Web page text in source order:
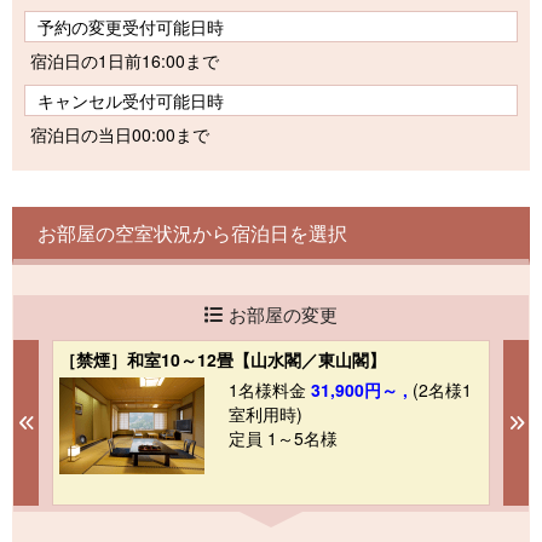
予約の変更受付可能日時
宿泊日の1日前16:00まで
キャンセル受付可能日時
宿泊日の当日00:00まで
お部屋の空室状況から宿泊日を選択
お部屋の変更
Previous
［禁煙］和室10～12畳【山水閣／東山閣】
1名様料金 31,900円～ , (2名様1
室利用時)
定員 1～5名様